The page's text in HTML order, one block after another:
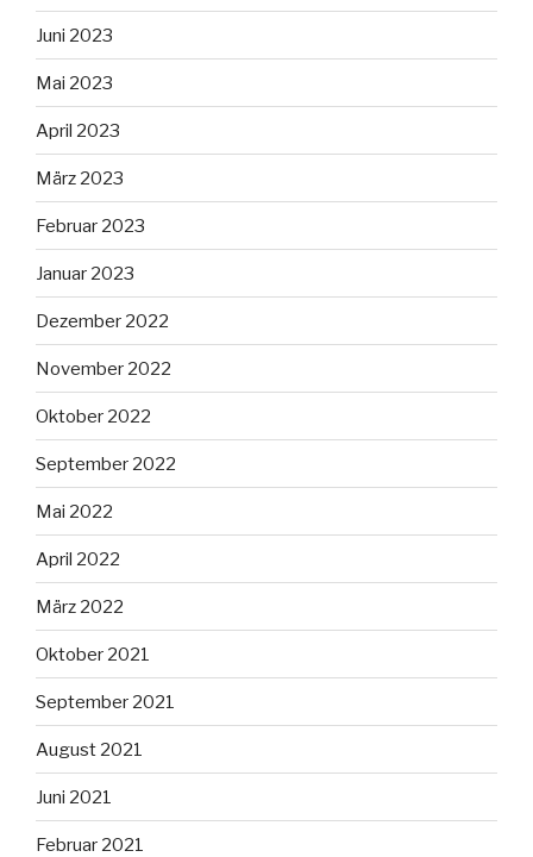
Juni 2023
Mai 2023
April 2023
März 2023
Februar 2023
Januar 2023
Dezember 2022
November 2022
Oktober 2022
September 2022
Mai 2022
April 2022
März 2022
Oktober 2021
September 2021
August 2021
Juni 2021
Februar 2021